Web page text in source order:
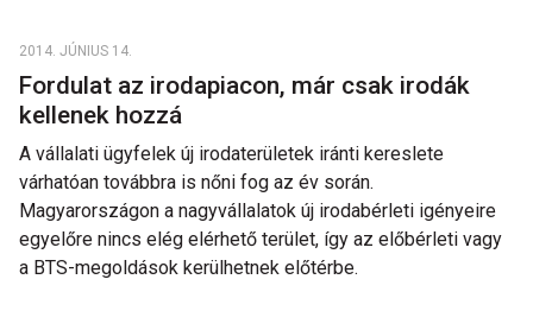
2014. JÚNIUS 14.
Fordulat az irodapiacon, már csak irodák
kellenek hozzá
A vállalati ügyfelek új irodaterületek iránti kereslete
várhatóan továbbra is nőni fog az év során.
Magyarországon a nagyvállalatok új irodabérleti igényeire
egyelőre nincs elég elérhető terület, így az előbérleti vagy
a BTS-megoldások kerülhetnek előtérbe.